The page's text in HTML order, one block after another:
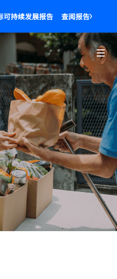
可持续发展报告 查阅报告